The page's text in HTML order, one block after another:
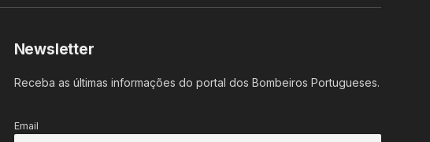
Newsletter
Receba as últimas informações do portal dos Bombeiros Portugueses.
Email